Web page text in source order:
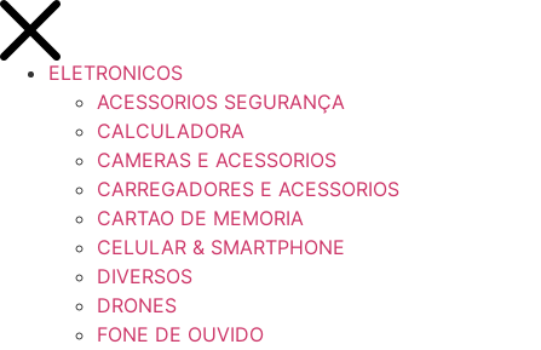
ELETRONICOS
ACESSORIOS SEGURANÇA
CALCULADORA
CAMERAS E ACESSORIOS
CARREGADORES E ACESSORIOS
CARTAO DE MEMORIA
CELULAR & SMARTPHONE
DIVERSOS
DRONES
FONE DE OUVIDO